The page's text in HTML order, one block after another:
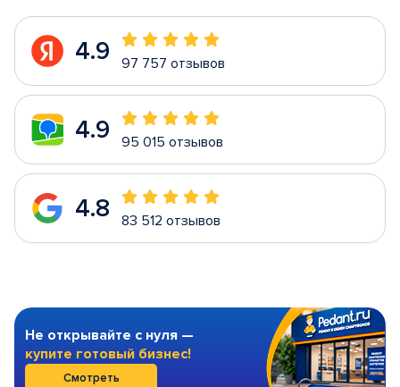
4.9 97 757 отзывов
4.9 95 015 отзывов
4.8 83 512 отзывов
Не открывайте с нуля —
купите готовый бизнес!
Смотреть